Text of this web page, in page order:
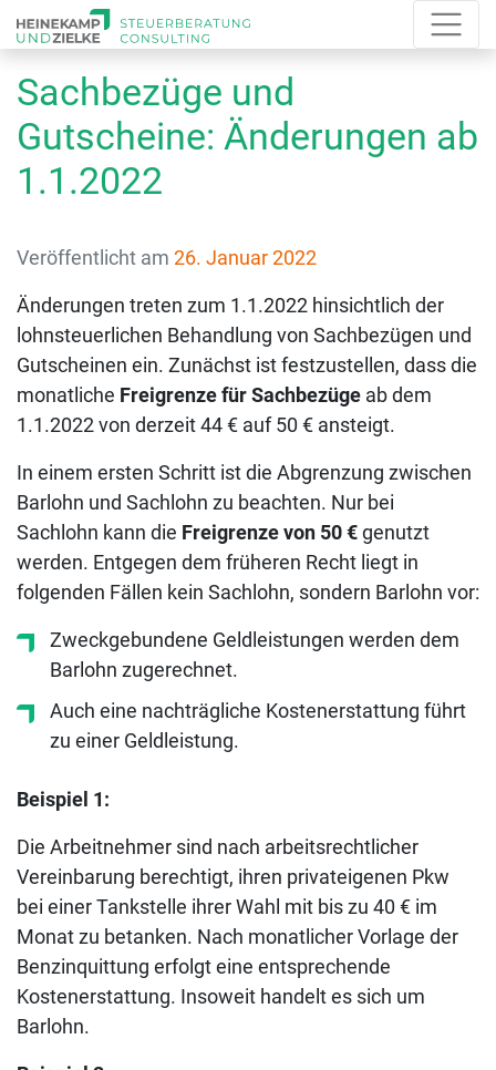
Sachbezüge und
Gutscheine: Änderungen ab
1.1.2022
Veröffentlicht am 26. Januar 2022
Änderungen treten zum 1.1.2022 hinsichtlich der
lohnsteuerlichen Behandlung von Sachbezügen und
Gutscheinen ein. Zunächst ist festzustellen, dass die
monatliche Freigrenze für Sachbezüge ab dem
1.1.2022 von derzeit 44 € auf 50 € ansteigt.
In einem ersten Schritt ist die Abgrenzung zwischen
Barlohn und Sachlohn zu beachten. Nur bei
Sachlohn kann die Freigrenze von 50 €genutzt
werden. Entgegen dem früheren Recht liegt in
folgenden Fällen kein Sachlohn, sondern Barlohn vor:
Zweckgebundene Geldleistungen werden dem
Barlohn zugerechnet.
Auch eine nachträgliche Kostenerstattung führt
zu einer Geldleistung.
Beispiel 1:
Die Arbeitnehmer sind nach arbeitsrechtlicher
Vereinbarung berechtigt, ihren privateigenen Pkw
bei einer Tankstelle ihrer Wahl mit bis zu 40 € im
Monat zu betanken. Nach monatlicher Vorlage der
Benzinquittung erfolgt eine entsprechende
Kostenerstattung. Insoweit handelt es sich um
Barlohn.